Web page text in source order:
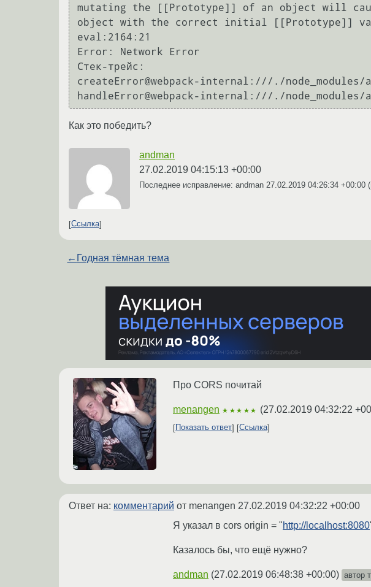
mutating the [[Prototype]] of an object will
object with the correct initial [[Prototype]]
eval:2164:21
Error: Network Error
Стек-трейс:
createError@webpack-internal:///./
Как это победить?
andman
27.02.2019 04:15:13 +00:00
Последнее исправление: andman 27.02.2019 04:26:34 +00:00
Ссылка
← Годная тёмная тема
Про CORS почитай
menangen ★★★★★ (27.02.2019 04:32:22
Показать ответ Ссылка
Ответ на: комментарий от menangen 27.02.2019 04:32:22 +00:00
Я указал в cors origin = "http://localhost:8080
Казалось бы, что ещё нужно?
andman (27.02.2019 06:48:38 +00:00) автор